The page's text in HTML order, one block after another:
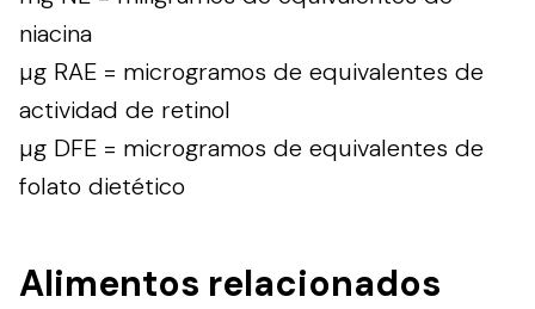
niacina
µg RAE = microgramos de equivalentes de
actividad de retinol
µg DFE = microgramos de equivalentes de
folato dietético
Alimentos relacionados